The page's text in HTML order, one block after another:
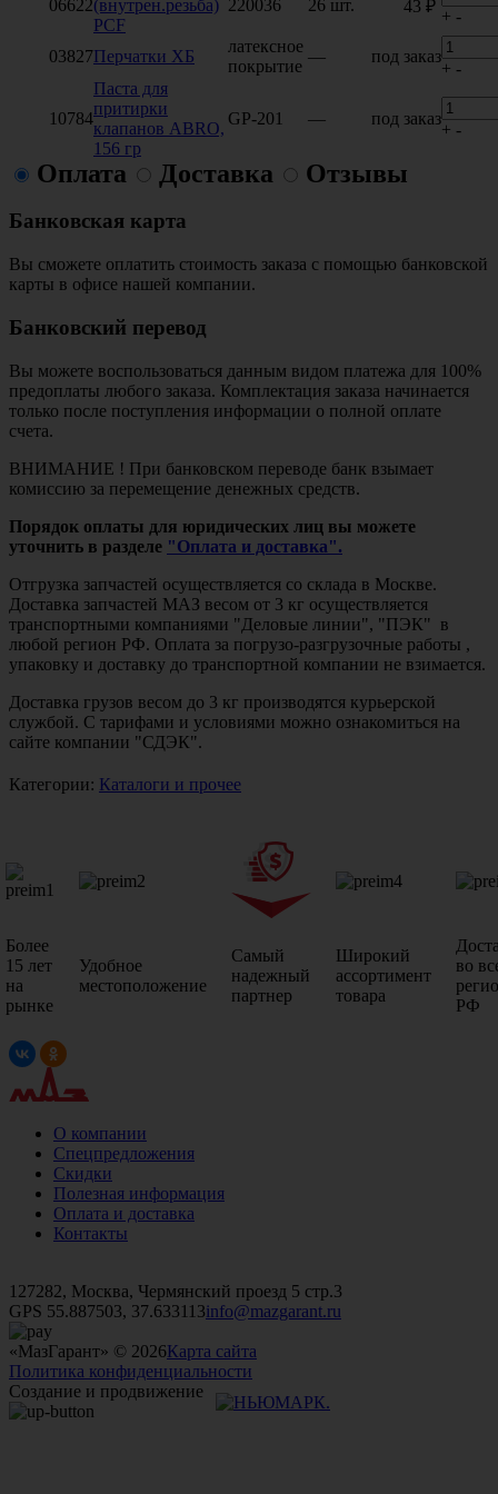
06622(внутрен.резьба)
PCF
220036 26 шт. 43 ₽
+ -
03827Перчатки ХБ
латексное
покрытие
— под заказ
+ -
10784
Паста для
притирки
клапанов ABRO,
156 гр
GP-201 — под заказ
+ -
Оплата Доставка Отзывы
Банковская карта
Вы сможете оплатить стоимость заказа с помощью банковской
карты в офисе нашей компании.
Банковский перевод
Вы можете воспользоваться данным видом платежа для 100%
предоплаты любого заказа. Комплектация заказа начинается
только после поступления информации о полной оплате
счета.
ВНИМАНИЕ ! При банковском переводе банк взымает
комиссию за перемещение денежных средств.
Порядок оплаты для юридических лиц вы можете
уточнить в разделе "Оплата и доставка".
Отгрузка запчастей осуществляется со склада в Москве.
Доставка запчастей МАЗ весом от 3 кг осуществляется
транспортными компаниями "Деловые линии", "ПЭК" в
любой регион РФ. Оплата за погрузо-разгрузочные работы ,
упаковку и доставку до транспортной компании не взимается.
Доставка грузов весом до 3 кг производятся курьерской
службой. С тарифами и условиями можно ознакомиться на
сайте компании "СДЭК".
Категории: Каталоги и прочее
Более
15 лет
на
рынке
Удобное
местоположение
Самый
надежный
партнер
Широкий
ассортимент
товара
во
РФ
О компании
Спецпредложения
Скидки
Полезная информация
Оплата и доставка
Контакты
127282, Москва, Чермянский проезд 5 стр.3
GPS 55.887503, 37.633113info@mazgarant.ru
«МазГарант» © 2026Карта сайта
Политика конфиденциальности
Создание и продвижение